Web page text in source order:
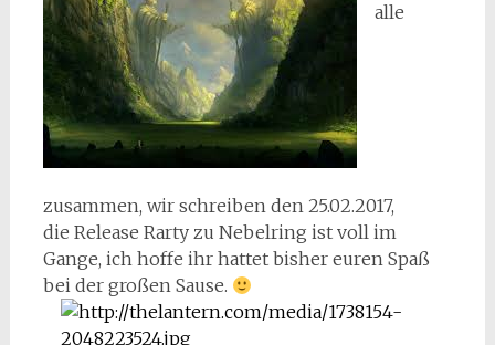
alle
zusammen, wir schreiben den 25.02.2017,
die Release Rarty zu Nebelring ist voll im
Gange, ich hoffe ihr hattet bisher euren Spaß
bei der großen Sause.